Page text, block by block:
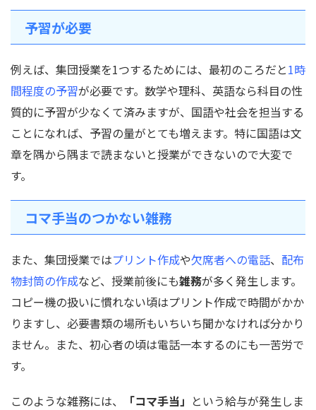
予習が必要
例えば、集団授業を1つするためには、最初のころだと1時
間程度の予習が必要です。数学や理科、英語なら科目の性
質的に予習が少なくて済みますが、国語や社会を担当する
ことになれば、予習の量がとても増えます。特に国語は文
章を隅から隅まで読まないと授業ができないので大変で
す。
コマ手当のつかない雑務
また、集団授業ではプリント作成や欠席者への電話、 配布
物封筒の作成など、授業前後にも雑務が多く発生します。
コピー機の扱いに慣れない頃はプリント作成で時間がかか
りますし、必要書類の場所もいちいち聞かなければ分かり
ません。また、初心者の頃は電話一本するのにも一苦労で
す。
このような雑務には、 「コマ手当」 という給与が発生しま